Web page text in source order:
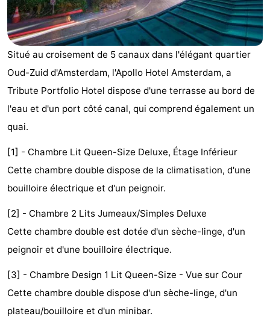
nuit
Campings
Chambre
-
Het
Amsterdamse
Bos
-
Spaarnwoude
Hôtels
Last
minutes
Musées
Attractions
Choses
à
Lieux
Situé au croisement de 5 canaux dans l'élégant quartier
Oud-Zuid d'Amsterdam, l'Apollo Hotel Amsterdam, a
Tribute Portfolio Hotel dispose d'une terrasse au bord de
l'eau et d'un port côté canal, qui comprend également un
quai.
[1] - Chambre Lit Queen-Size Deluxe, Étage Inférieur
Cette chambre double dispose de la climatisation, d'une
bouilloire électrique et d'un peignoir.
[2] - Chambre 2 Lits Jumeaux/Simples Deluxe
Cette chambre double est dotée d'un sèche-linge, d'un
peignoir et d'une bouilloire électrique.
[3] - Chambre Design 1 Lit Queen-Size - Vue sur Cour
Cette chambre double dispose d'un sèche-linge, d'un
plateau/bouilloire et d'un minibar.